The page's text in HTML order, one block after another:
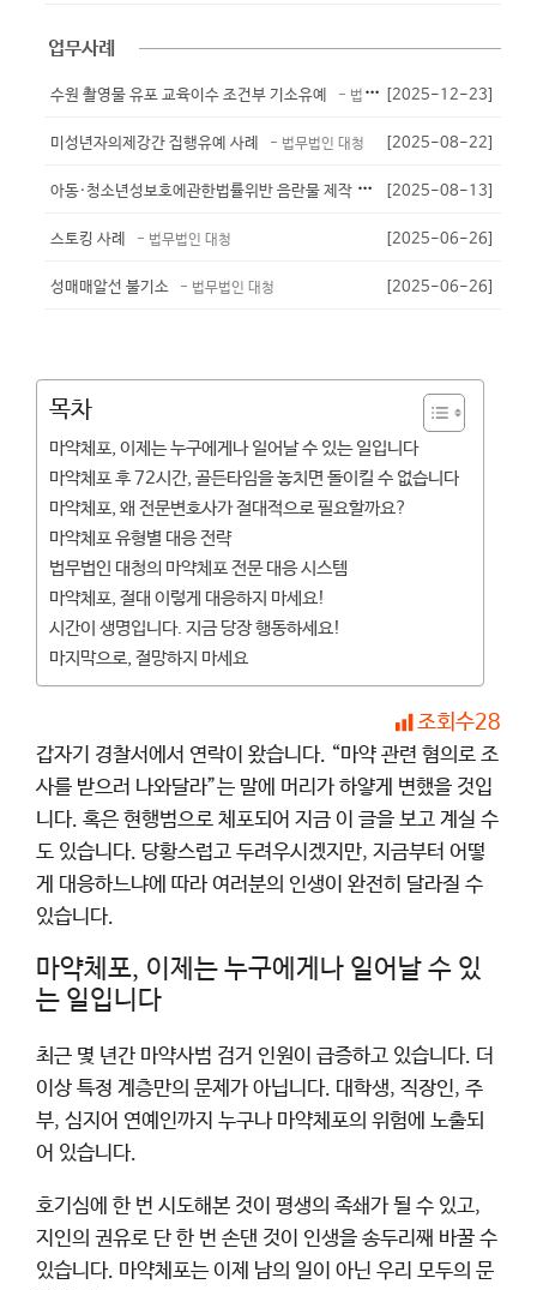
업무사례
수원 촬영물 유포 교육이수 조건부 기소유예 - 법무법인 대청 [2025-12-23]
미성년자의제강간 집행유예 사례 - 법무법인 대청 [2025-08-22]
아
동·청소년성보호에관한법률위반 음란물 제작 유포 - 기소유예 - 법무법인
[2025-08-13]
스토킹 사례 - 법무법인 대청 [2025-06-26]
성매매알선 불기소 - 법무법인 대청 [2025-06-26]
목차
마약체포, 이제는 누구에게나 일어날 수 있는 일입니다
마약체포 후 72시간, 골든타임을 놓치면 돌이킬 수 없습니다
마약체포, 왜 전문변호사가 절대적으로 필요할까요?
마약체포 유형별 대응 전략
법무법인 대청의 마약체포 전문 대응 시스템
마약체포, 절대 이렇게 대응하지 마세요!
시간이 생명입니다. 지금 당장 행동하세요!
마지막으로, 절망하지 마세요
조회수28
갑자기 경찰서에서 연락이 왔습니다. “마약 관련 혐의로 조
사를 받으러 나와달라”는 말에 머리가 하얗게 변했을 것입
니다. 혹은 현행범으로 체포되어 지금 이 글을 보고 계실 수
도 있습니다. 당황스럽고 두려우시겠지만, 지금부터 어떻
게 대응하느냐에 따라 여러분의 인생이 완전히 달라질 수
있습니다.
마약체포, 이제는 누구에게나 일어날 수 있
는 일입니다
최근 몇 년간 마약사범 검거 인원이 급증하고 있습니다. 더
이상 특정 계층만의 문제가 아닙니다. 대학생, 직장인, 주
부, 심지어 연예인까지 누구나 마약체포의 위험에 노출되
어 있습니다.
호기심에 한 번 시도해본 것이 평생의 족쇄가 될 수 있고,
지인의 권유로 단 한 번 손댄 것이 인생을 송두리째 바꿀 수
있습니다. 마약체포는 이제 남의 일이 아닌 우리 모두의 문